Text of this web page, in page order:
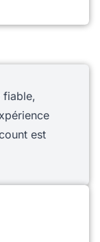
fiable,
est